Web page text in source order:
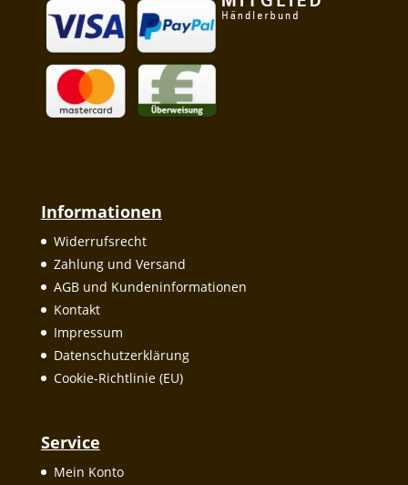
Informationen
Widerrufsrecht
Zahlung und Versand
AGB und Kundeninformationen
Kontakt
Impressum
Datenschutzerklärung
Cookie-Richtlinie (EU)
Service
Mein Konto